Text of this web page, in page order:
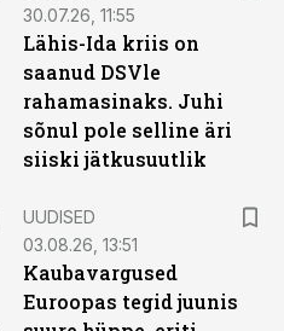
30.07.26, 11:55
Lähis-Ida kriis on
saanud DSVle
rahamasinaks. Juhi
sõnul pole selline äri
siiski jätkusuutlik
UUDISED
03.08.26, 13:51
Kaubavargused
Euroopas tegid juunis